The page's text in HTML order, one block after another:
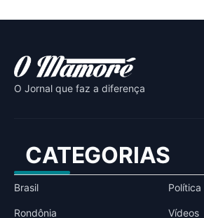
O Jornal que faz a diferença
CATEGORIAS
Brasil Política
Rondônia Vídeos